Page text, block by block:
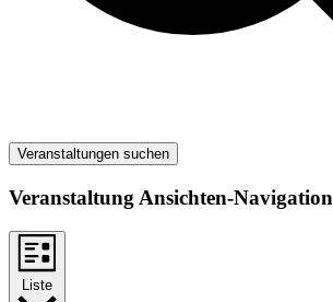
Veranstaltungen suchen
Veranstaltung Ansichten-Navigation
Liste